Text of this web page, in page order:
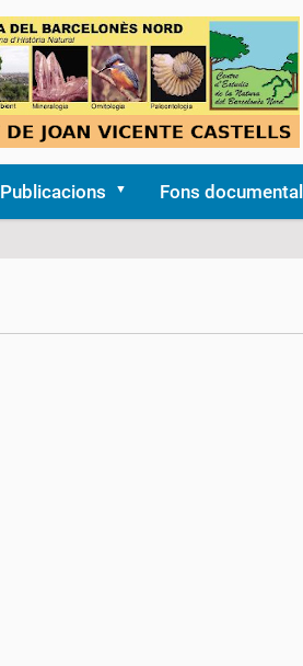
Publicacions Fons documental